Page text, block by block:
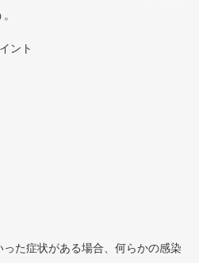
ント
た症状がある場合、何らかの感染